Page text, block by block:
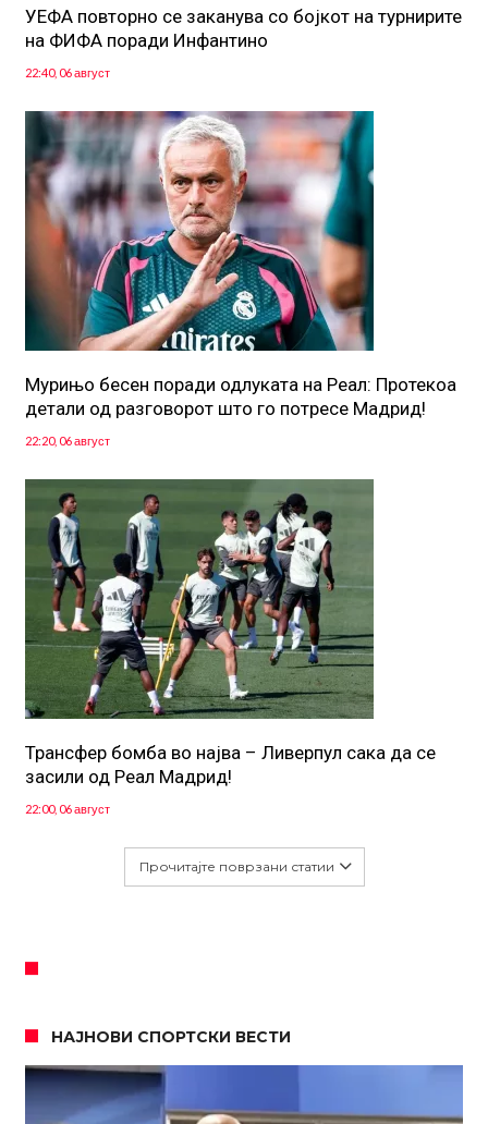
УЕФА повторно се заканува со бојкот на турнирите
на ФИФА поради Инфантино
22:40, 06 август
Мурињо бесен поради одлуката на Реал: Протекоа
детали од разговорот што го потресе Мадрид!
22:20, 06 август
Трансфер бомба во најва – Ливерпул сака да се
засили од Реал Мадрид!
22:00, 06 август
Прочитајте поврзани статии
НАЈНОВИ СПОРТСКИ ВЕСТИ